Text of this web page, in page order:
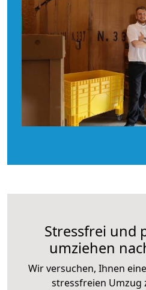
Stressfrei und
umziehen
Wir versuchen, Ihnen
stressfreien Umzug